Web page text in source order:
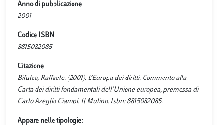
Anno di pubblicazione
2001
Codice ISBN
8815082085
Citazione
Bifulco, Raffaele. (2001). L’Europa dei diritti. Commento alla
Carta dei diritti fondamentali dell’Unione europea, premessa di
Carlo Azeglio Ciampi. Il Mulino. Isbn: 8815082085.
Appare nelle tipologie: